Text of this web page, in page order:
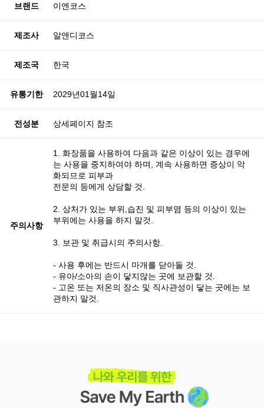
브랜드 이엔코스
제조사 알앤디코스
제조국 한국
유통기한 2029년01월14일
전성분 상세페이지 참조
주의사항
1. 화장품을 사용하여 다음과 같은 이상이 있는 경우에
는 사용을 중지하여야 하며, 계속 사용하면 증상이 악
화되므로 피부과
전문의 등에게 상담할 것.
2. 상처가 있는 부위,습진 및 피부염 등의 이상이 있는
부위에는 사용을 하지 말것.
3. 보관 및 취급시의 주의사항.
- 사용 후에는 반드시 마개를 닫아둘 것.
- 유아/소아의 손이 닿지않는 곳에 보관할 것.
- 고온 또는 저온의 장소 및 직사관성이 닿는 곳에는 보
관하지 말것.